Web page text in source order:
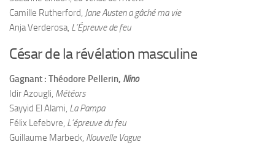
Camille Rutherford, Jane Austen a gâché ma vie
Anja Verderosa, L’Épreuve de feu
César de la révélation masculine
Gagnant : Théodore Pellerin, Nino
Idir Azougli, Météors
Sayyid El Alami, La Pampa
Félix Lefebvre, L’épreuve du feu
Guillaume Marbeck, Nouvelle Vague